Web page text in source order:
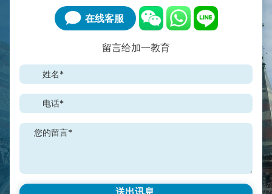
在线客服
留言给加一教育
姓名*
电话*
您的留言*